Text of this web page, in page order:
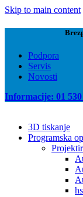
Skip to main content
Podpora
Servis
Novosti
Informacije: 01 530
3D tiskanje
Programska